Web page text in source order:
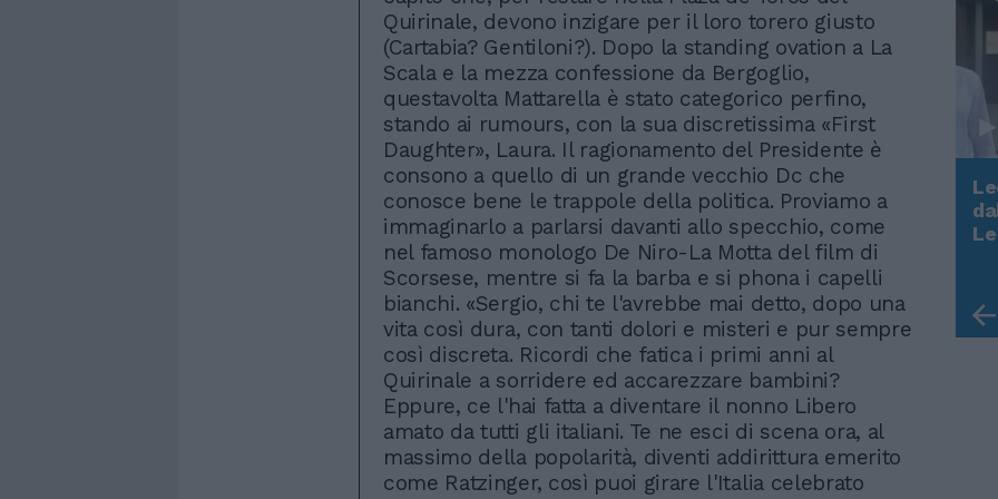
Quirinale, devono inzigare per il loro torero giusto
(Cartabia? Gentiloni?). Dopo la standing ovation a La
Scala e la mezza confessione da Bergoglio,
questavolta Mattarella è stato categorico perfino,
stando ai rumours, con la sua discretissima «First
Daughter», Laura. Il ragionamento del Presidente è
consono a quello di un grande vecchio Dc che
conosce bene le trappole della politica. Proviamo a
immaginarlo a parlarsi davanti allo specchio, come
nel famoso monologo De Niro-La Motta del film di
Scorsese, mentre si fa la barba e si phona i capelli
bianchi. «Sergio, chi te l'avrebbe mai detto, dopo una
vita così dura, con tanti dolori e misteri e pur sempre
così discreta. Ricordi che fatica i primi anni al
Quirinale a sorridere ed accarezzare bambini?
Eppure, ce l'hai fatta a diventare il nonno Libero
amato da tutti gli italiani. Te ne esci di scena ora, al
massimo della popolarità, diventi addirittura emerito
come Ratzinger, così puoi girare l'Italia celebrato
Rudy Giuliani a Come States?
Trump, Meloni e la strategia
americana